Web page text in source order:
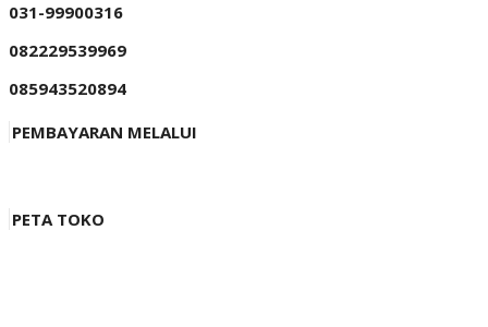
031-99900316
082229539969
085943520894
PEMBAYARAN MELALUI
PETA TOKO